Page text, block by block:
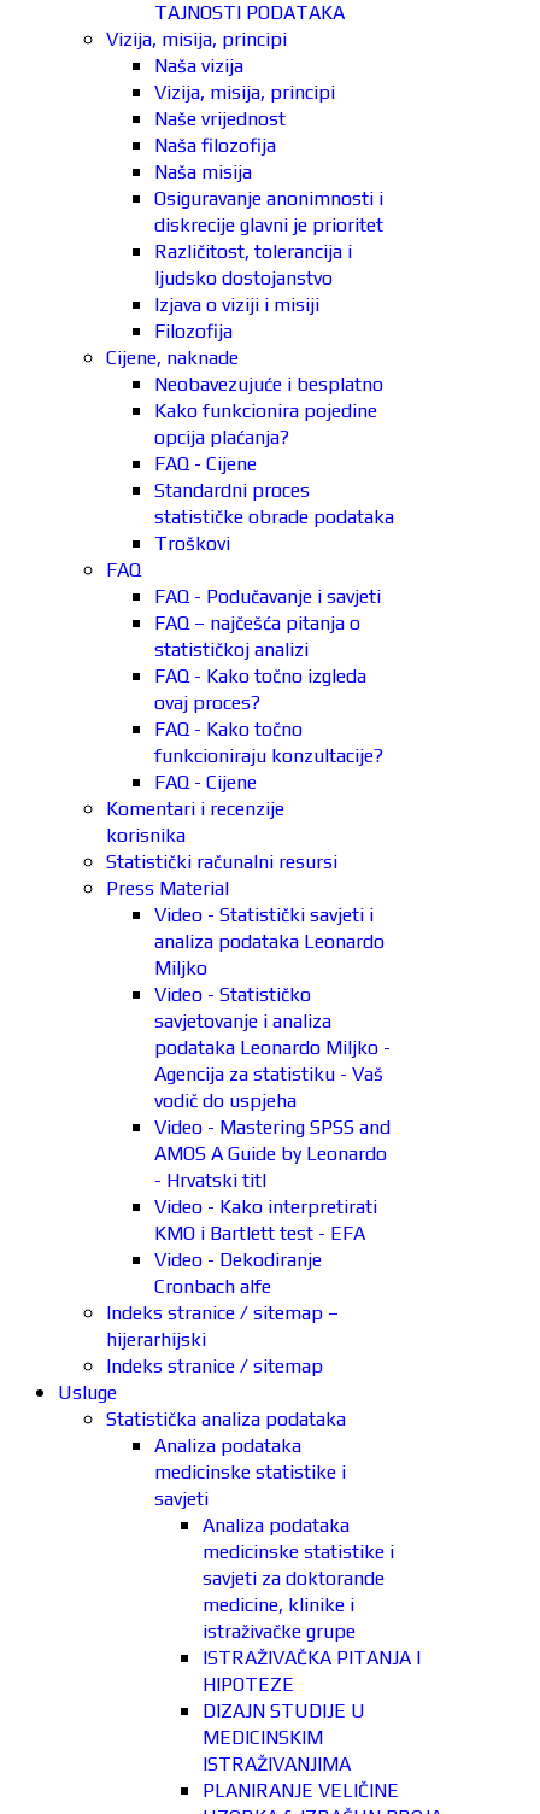
TAJNOSTI PODATAKA
Vizija, misija, principi
Naša vizija
Vizija, misija, principi
Naše vrijednost
Naša filozofija
Naša misija
Osiguravanje anonimnosti i
diskrecije glavni je prioritet
Različitost, tolerancija i
ljudsko dostojanstvo
Izjava o viziji i misiji
Filozofija
Cijene, naknade
Neobavezujuće i besplatno
Kako funkcionira pojedine
opcija plaćanja?
FAQ - Cijene
Standardni proces
statističke obrade podataka
Troškovi
FAQ
FAQ - Podučavanje i savjeti
FAQ – najčešća pitanja o
statističkoj analizi
FAQ - Kako točno izgleda
ovaj proces?
FAQ - Kako točno
funkcioniraju konzultacije?
FAQ - Cijene
Komentari i recenzije
korisnika
Statistički računalni resursi
Press Material
Video - Statistički savjeti i
analiza podataka Leonardo
Miljko
Video - Statističko
savjetovanje i analiza
podataka Leonardo Miljko -
Agencija za statistiku - Vaš
vodič do uspjeha
Video - Mastering SPSS and
AMOS A Guide by Leonardo
- Hrvatski titl
Video - Kako interpretirati
KMO i Bartlett test - EFA
Video - Dekodiranje
Cronbach alfe
Indeks stranice / sitemap –
hijerarhijski
Indeks stranice / sitemap
Usluge
Statistička analiza podataka
Analiza podataka
medicinske statistike i
savjeti
Analiza podataka
medicinske statistike i
savjeti za doktorande
medicine, klinike i
istraživačke grupe
ISTRAŽIVAČKA PITANJA I
HIPOTEZE
DIZAJN STUDIJE U
MEDICINSKIM
ISTRAŽIVANJIMA
PLANIRANJE VELIČINE